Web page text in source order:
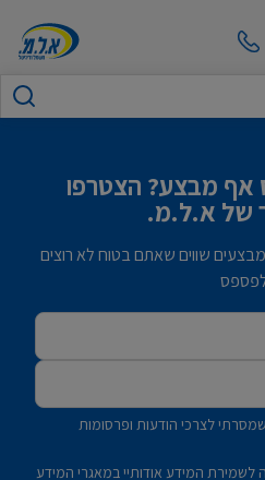
אף מבצע? הצטרפו
של א.ל.מ.
שווים שאתם בטוח לא רוצים
לצרכי הודעות ופרסומות
לשמירת המידע אודותיי במאגרי המידע